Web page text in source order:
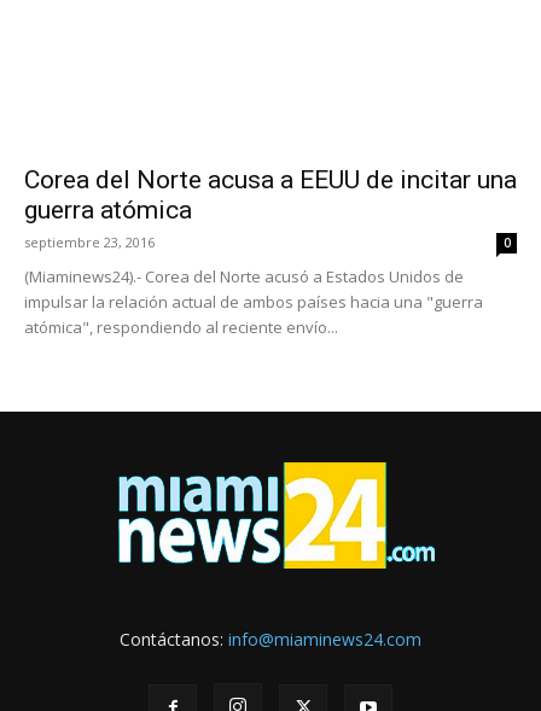
Corea del Norte acusa a EEUU de incitar una
guerra atómica
septiembre 23, 2016 0
(Miaminews24).- Corea del Norte acusó a Estados Unidos de
impulsar la relación actual de ambos países hacia una "guerra
atómica", respondiendo al reciente envío...
Contáctanos: info@miaminews24.com